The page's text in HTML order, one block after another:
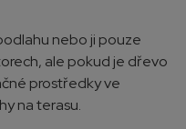
nebo ji pouze
ale pokud je dřevo
prostředky ve
na terasu.